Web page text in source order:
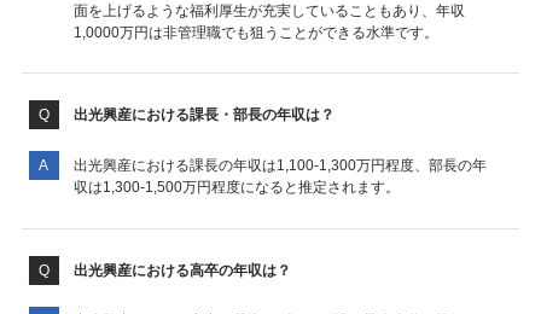
面を上げるような福利厚生が充実していることもあり、年収
1,0000万円は非管理職でも狙うことができる水準です。
出光興産における課長・部長の年収は？
出光興産における課長の年収は1,100-1,300万円程度、部長の年
収は1,300-1,500万円程度になると推定されます。
出光興産における高卒の年収は？